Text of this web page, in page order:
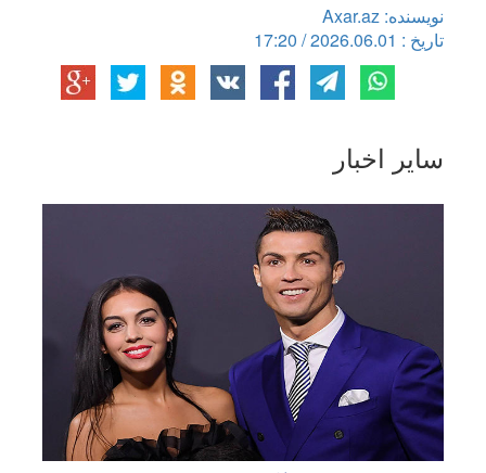
نویسنده: Axar.az
تاریخ : 2026.06.01 / 17:20
سایر اخبار